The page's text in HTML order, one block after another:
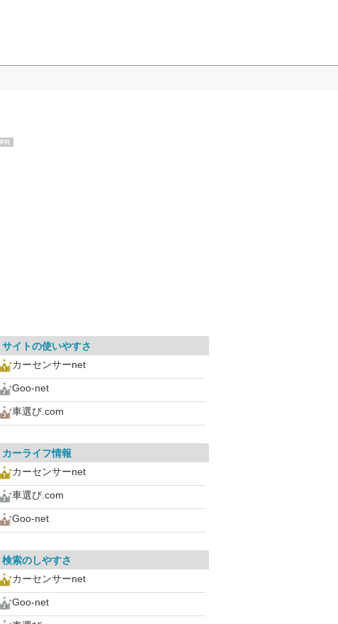
PR
サイトの使いやすさ
カーセンサーnet
Goo-net
車選び.com
カーライフ情報
カーセンサーnet
車選び.com
Goo-net
検索のしやすさ
カーセンサーnet
Goo-net